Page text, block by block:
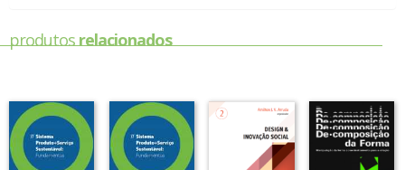
produtosrelacionados